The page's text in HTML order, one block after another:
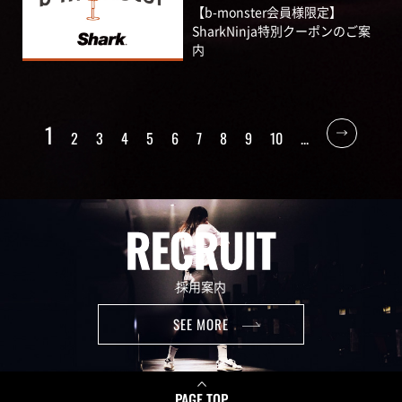
【b-monster会員様限定】
SharkNinja特別クーポンのご案
内
1 2 3 4 5 6 7 8 9 10 ...
RECRUIT
採用案内
SEE MORE